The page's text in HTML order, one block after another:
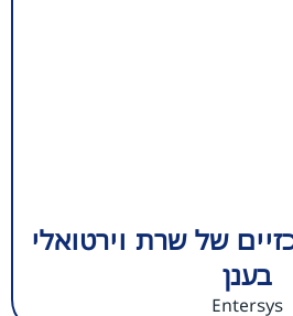
של שרת וירטואלי
בענן
Entersys